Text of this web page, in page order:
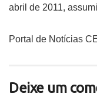
abril de 2011,
Portal de Notícias
Deixe um